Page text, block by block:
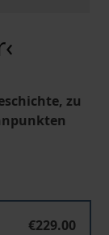
zu
€229.00